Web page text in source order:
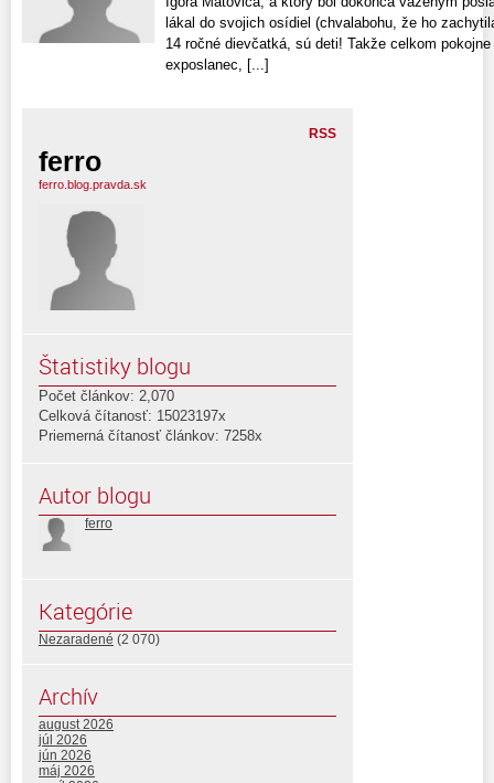
lákal do svojich osídiel (chvalabohu, že ho
14 ročné dievčatká, sú deti! Takže celkom
exposlanec, [...]
RSS
ferro
ferro.blog.pravda.sk
Štatistiky blogu
Počet článkov: 2,070
Celková čítanosť: 15023197x
Priemerná čítanosť článkov: 7258x
Autor blogu
ferro
Kategórie
Nezaradené (2 070)
Archív
august 2026
júl 2026
jún 2026
máj 2026